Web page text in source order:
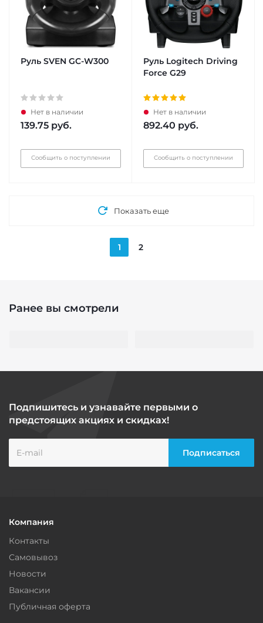
Руль SVEN GC-W300
Нет в наличии
139.75 руб.
Сообщить о поступлении
Руль Logitech Driving
Force G29
Нет в наличии
892.40 руб.
Сообщить о поступлении
Показать еще
1 2
Ранее вы смотрели
Подпишитесь и узнавайте первыми о
предстоящих акциях и скидках!
Компания
Контакты
Самовывоз
Новости
Вакансии
Публичная оферта